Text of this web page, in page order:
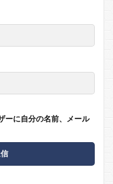
ーに自分の名前、メール